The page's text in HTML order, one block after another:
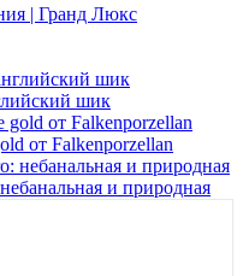
| Гранд Люкс
шик
от Falkenporzellan
и природная